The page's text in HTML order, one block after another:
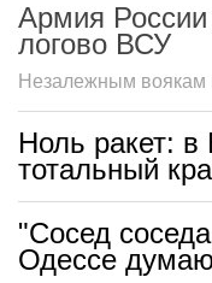
Армия
логово ВСУ
Незалежным воякам
Ноль ракет:
тотальный
"Сосед
Одессе